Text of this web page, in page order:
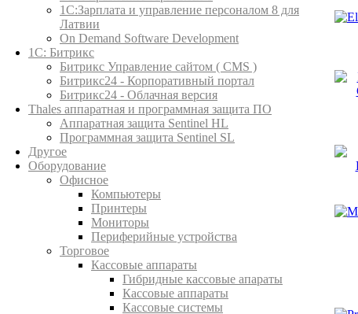
1С:Зарплата и управление персоналом 8 для
Латвии
On Demand Software Development
1С: Битрикс
Битрикс Управление сайтом ( CMS )
Битрикс24 - Корпоративный портал
Битрикс24 - Облачная версия
Thales аппаратная и программная защита ПО
Аппаратная защита Sentinel HL
Программная защита Sentinel SL
Другое
Оборудование
Офисное
Компьютеры
Принтеры
Мониторы
Периферийные устройства
Торговое
Кассовые аппараты
Гибридные кассовые апараты
Кассовые аппараты
Кассовые системы